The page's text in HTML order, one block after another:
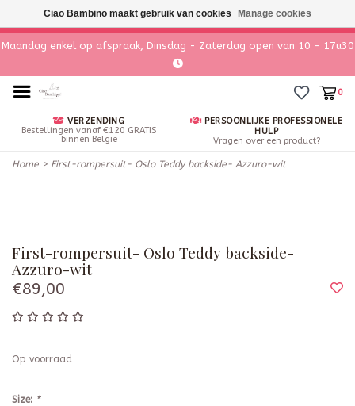
Maandag enkel op afspraak, Dinsdag - Zaterdag open van 10 - 17u30
0
VERZENDING
Bestellingen vanaf €120 GRATIS
binnen België
PERSOONLIJKE PROFESSIONELE
HULP
Vragen over een product?
Home > First-rompersuit- Oslo Teddy backside- Azzuro-wit
First-rompersuit- Oslo Teddy backside-
Azzuro-wit
€89,00
Op voorraad
Size: *
Ciao Bambino maakt gebruik van cookies Manage cookies